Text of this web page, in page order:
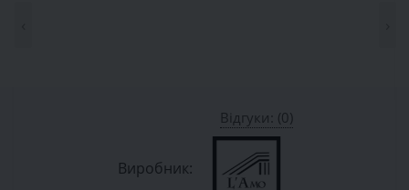
Відгуки: (0)
Виробник: